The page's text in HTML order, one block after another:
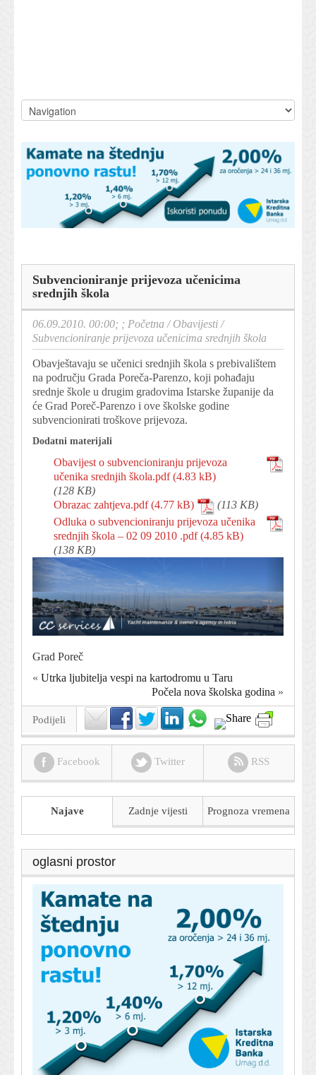
Subvencioniranje prijevoza učenicima
srednjih škola
06.09.2010. 00:00; ; Početna /Obavijesti /
Subvencioniranje prijevoza učenicima srednjih škola
Obavještavaju se učenici srednjih škola s prebivalištem
na području Grada Poreča-Parenzo, koji pohađaju
srednje škole u drugim gradovima Istarske županije da
će Grad Poreč-Parenzo i ove školske godine
subvencionirati troškove prijevoza.
Dodatni materijali
Obavijest o subvencioniranju prijevoza
učenika srednjih škola.pdf
(128 KB)
Obrazac zahtjeva.pdf
(113 KB)
Odluka o subvencioniranju prijevoza učenika
srednjih škola – 02 09 2010 .pdf
(138 KB)
Grad Poreč
« Utrka ljubitelja vespi na kartodromu u Taru
Počela nova školska godina »
Podijeli
Facebook Twitter RSS
Najave Zadnje vijesti Prognoza vremena
oglasni prostor